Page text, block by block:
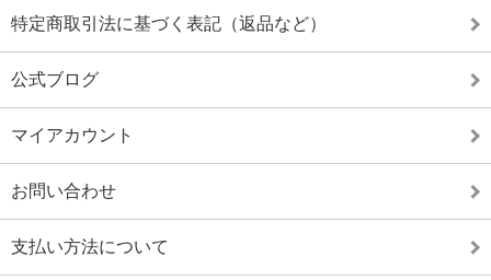
特定商取引法に基づく表記（返品など）
公式ブログ
マイアカウント
お問い合わせ
支払い方法について